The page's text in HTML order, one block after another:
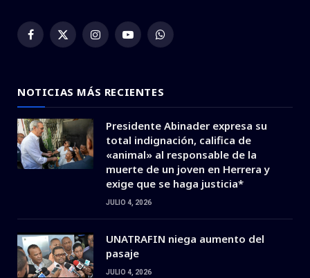
Facebook
X
InstagramYouTubeWhatsApp
NOTICIAS MÁS RECIENTES
Presidente Abinader expresa su
total indignación, califica de
«animal» al responsable de la
muerte de un joven en Herrera y
exige que se haga justicia*
JULIO 4, 2026
UNATRAFIN niega aumento del
pasaje
JULIO 4, 2026